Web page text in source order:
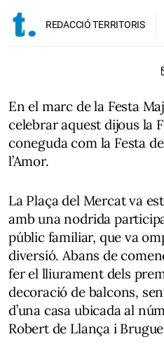
REDACCIÓ TERRITORIS
En el marc de la Festa
celebrar aquest dijous la
coneguda com la Festa
l’Amor.
La Plaça del Mercat va
amb una nodrida
públic familiar, que va
diversió. Abans de
fer el lliurament dels
decoració de balcons,
d’una casa ubicada al
Robert de Llança i